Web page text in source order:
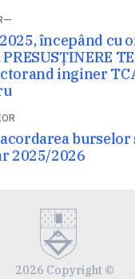
burselor
2025/2026
începând cu
inginer
2026 Copyright ©